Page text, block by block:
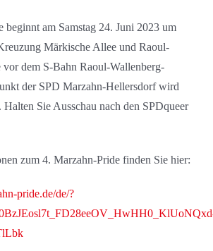
beginnt am Samstag 24. Juni 2023 um
Märkische Allee und Raoul-
vor dem S-Bahn Raoul-Wallenberg-
der SPD Marzahn-Hellersdorf wird
Halten Sie Ausschau nach den SPDqueer
zum 4. Marzahn-Pride finden Sie hier:
pride.de/de/?